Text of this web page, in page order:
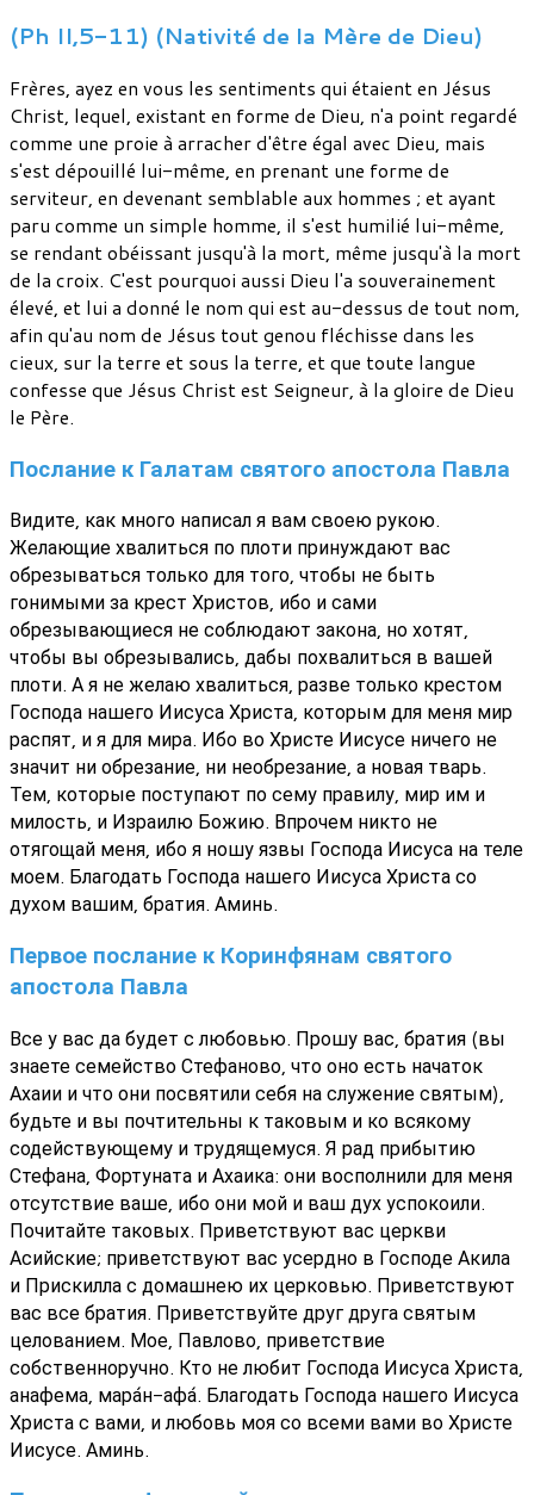
(Ph II,5-11) (Nativité de la Mère de Dieu)
Frères, ayez en vous les sentiments qui étaient en Jésus
Christ, lequel, existant en forme de Dieu, n'a point regardé
comme une proie à arracher d'être égal avec Dieu, mais
s'est dépouillé lui-même, en prenant une forme de
serviteur, en devenant semblable aux hommes ; et ayant
paru comme un simple homme, il s'est humilié lui-même,
se rendant obéissant jusqu'à la mort, même jusqu'à la mort
de la croix. C'est pourquoi aussi Dieu l'a souverainement
élevé, et lui a donné le nom qui est au-dessus de tout nom,
afin qu'au nom de Jésus tout genou fléchisse dans les
cieux, sur la terre et sous la terre, et que toute langue
confesse que Jésus Christ est Seigneur, à la gloire de Dieu
le Père.
Послание к Галатам святого апостола Павла
Видите, как много написал я вам своею рукою.
Желающие хвалиться по плоти принуждают вас
обрезываться только для того, чтобы не быть
гонимыми за крест Христов, ибо и сами
обрезывающиеся не соблюдают закона, но хотят,
чтобы вы обрезывались, дабы похвалиться в вашей
плоти. А я не желаю хвалиться, разве только крестом
Господа нашего Иисуса Христа, которым для меня мир
распят, и я для мира. Ибо во Христе Иисусе ничего не
значит ни обрезание, ни необрезание, а новая тварь.
Тем, которые поступают по сему правилу, мир им и
милость, и Израилю Божию. Впрочем никто не
отягощай меня, ибо я ношу язвы Господа Иисуса на теле
моем. Благодать Господа нашего Иисуса Христа со
духом вашим, братия. Аминь.
Первое послание к Коринфянам святого
апостола Павла
Все у вас да будет с любовью. Прошу вас, братия (вы
знаете семейство Стефаново, что оно есть начаток
Ахаии и что они посвятили себя на служение святым),
будьте и вы почтительны к таковым и ко всякому
содействующему и трудящемуся. Я рад прибытию
Стефана, Фортуната и Ахаика: они восполнили для меня
отсутствие ваше, ибо они мой и ваш дух успокоили.
Почитайте таковых. Приветствуют вас церкви
Асийские; приветствуют вас усердно в Господе Акила
и Прискилла с домашнею их церковью. Приветствуют
вас все братия. Приветствуйте друг друга святым
целованием. Мое, Павлово, приветствие
собственноручно. Кто не любит Господа Иисуса Христа,
анафема, мара́н-афа́. Благодать Господа нашего Иисуса
Христа с вами, и любовь моя со всеми вами во Христе
Иисусе. Аминь.